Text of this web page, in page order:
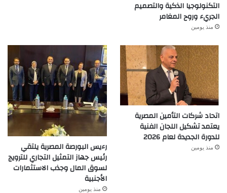
التكنولوجيا الذكية والتصميم
الجريء وروح المغامر
منذ يومين
اتحاد شركات التأمين المصرية
يعتمد تشكيل اللجان الفنية
للدورة الجديدة لعام 2026
منذ يومين
رءيس البورصة المصرية يلتقي
رئيس جهاز التمثيل التجاري للترويج
لسوق المال وجذب الاستثمارات
الأجنبية
منذ يومين